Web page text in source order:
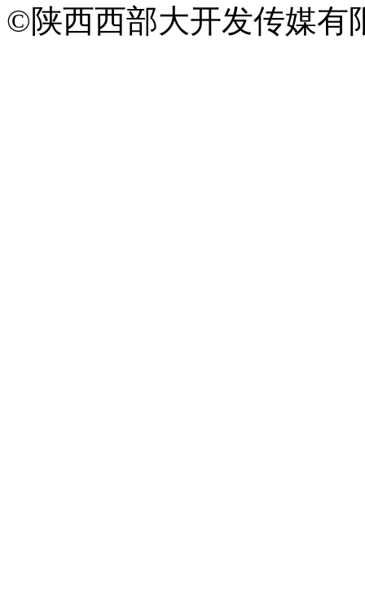
©陕西西部大开发传媒有